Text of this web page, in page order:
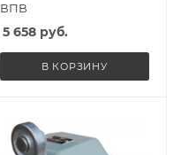
ВПВ
5 658руб.
В КОРЗИНУ